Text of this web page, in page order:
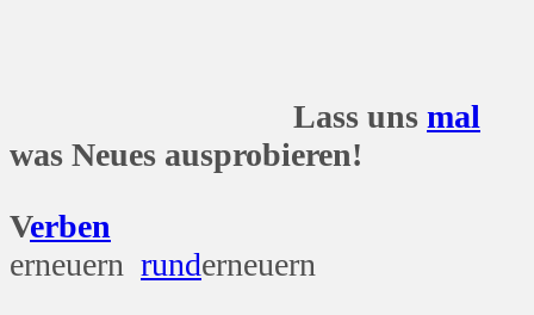
Lass uns mal
was Neues ausprobieren!
Verben
erneuern runderneuern